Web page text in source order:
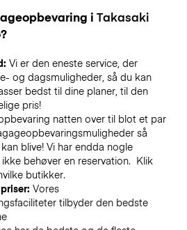
i Takasaki
Vi er den eneste service, der
og dagsmuligheder, så du kan
bedst til dine planer, til den
pris!
natten over til blot et par
så
blive! Vi har endda nogle
behøver en reservation. Klik
butikker.
Vores
tilbyder den bedste